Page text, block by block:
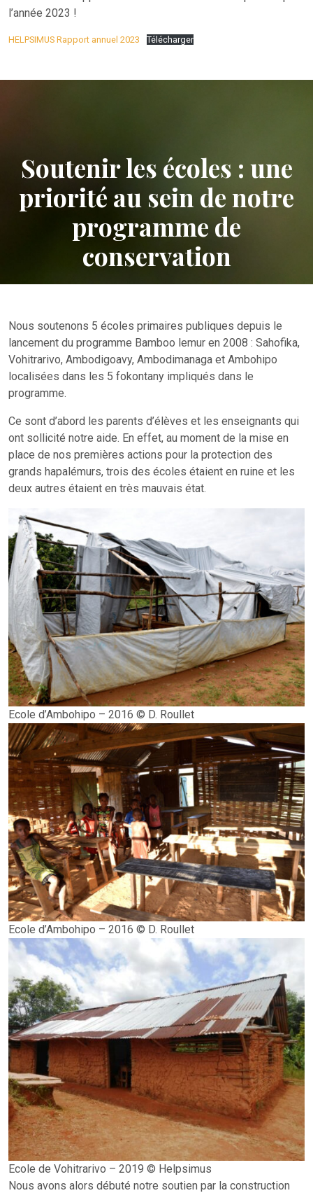
l’année 2023 !
HELPSIMUS Rapport annuel 2023 Télécharger
Soutenir les écoles : une
priorité au sein de notre
programme de
conservation
Nous soutenons 5 écoles primaires publiques depuis le
lancement du programme Bamboo lemur en 2008 : Sahofika,
Vohitrarivo, Ambodigoavy, Ambodimanaga et Ambohipo
localisées dans les 5 fokontany impliqués dans le
programme.
Ce sont d’abord les parents d’élèves et les enseignants qui
ont sollicité notre aide. En effet, au moment de la mise en
place de nos premières actions pour la protection des
grands hapalémurs, trois des écoles étaient en ruine et les
deux autres étaient en très mauvais état.
Ecole d’Ambohipo – 2016 © D. Roullet
Ecole d’Ambohipo – 2016 © D. Roullet
Ecole de Vohitrarivo – 2019 © Helpsimus
Nous avons alors débuté notre soutien par la construction